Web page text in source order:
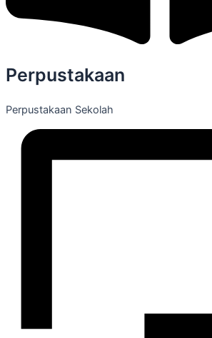
Perpustakaan
Perpustakaan Sekolah